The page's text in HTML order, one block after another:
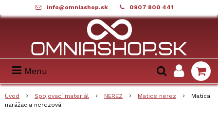
info@omniashop.sk 0907 800 441
Menu
Úvod Spojovací materiál NEREZ Matice nerez
Matica
narážacia nerezová